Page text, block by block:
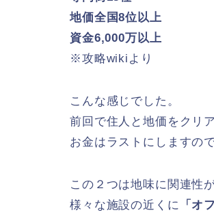
地価全国8位以上
資金6,000万以上
※攻略wikiより
こんな感じでした。
前回で住人と地価をクリ
お金はラストにしますの
この２つは地味に関連性
様々な施設の近くに 「オ